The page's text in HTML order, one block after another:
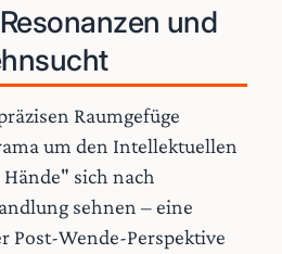
und
Raumgefüge
um den Intellektuellen
Hände" sich nach
sehnen – eine
Post-Wende-Perspektive